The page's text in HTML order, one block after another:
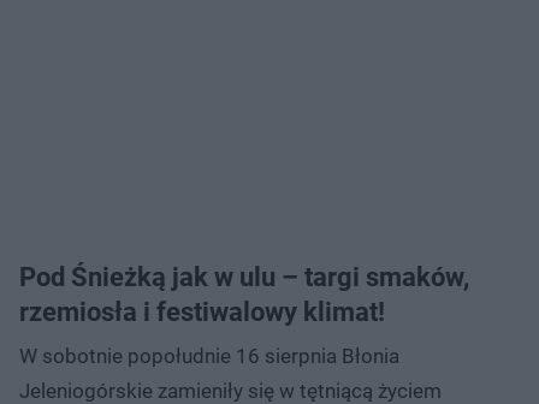
Pod Śnieżką jak w ulu – targi smaków,
rzemiosła i festiwalowy klimat!
W sobotnie popołudnie 16 sierpnia Błonia
Jeleniogórskie zamieniły się w tętniącą życiem